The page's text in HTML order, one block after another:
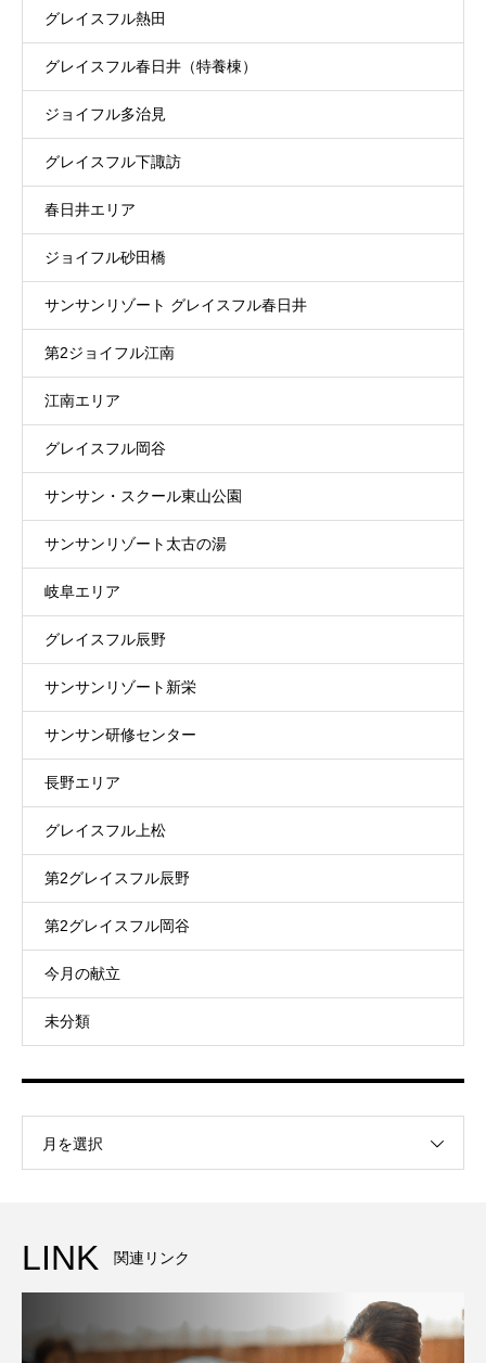
グレイスフル熱田
グレイスフル春日井（特養棟）
ジョイフル多治見
グレイスフル下諏訪
春日井エリア
ジョイフル砂田橋
サンサンリゾート グレイスフル春日井
第2ジョイフル江南
江南エリア
グレイスフル岡谷
サンサン・スクール東山公園
サンサンリゾート太古の湯
岐阜エリア
グレイスフル辰野
サンサンリゾート新栄
サンサン研修センター
長野エリア
グレイスフル上松
第2グレイスフル辰野
第2グレイスフル岡谷
今月の献立
未分類
月を選択
LINK 関連リンク